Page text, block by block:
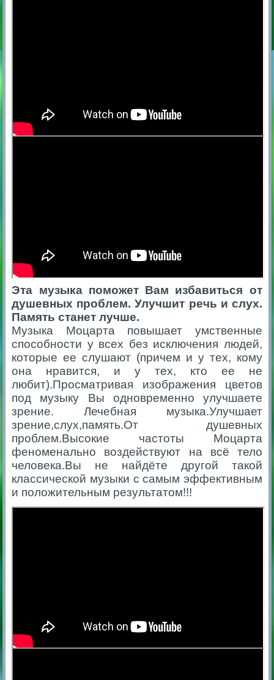
Эта музыка поможет Вам избавиться от
душевных проблем. Улучшит речь и слух.
Память станет лучше.
Музыка Моцарта повышает умственные
способности у всех без исключения людей,
которые ее слушают (причем и у тех, кому
она нравится, и у тех, кто ее не
любит).Просматривая изображения цветов
под музыку Вы одновременно улучшаете
зрение. Лечебная музыка.Улучшает
зрение,слух,память.От душевных
проблем.Высокие частоты Моцарта
феноменально воздействуют на всё тело
человека.Вы не найдёте другой такой
классической музыки с самым эффективным
и положительным результатом!!!